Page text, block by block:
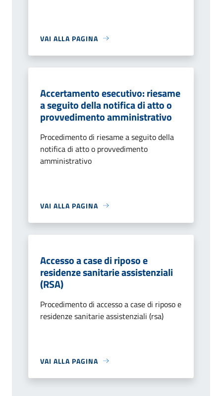
VAI ALLA PAGINA
Accertamento esecutivo: riesame
a seguito della notifica di atto o
provvedimento amministrativo
Procedimento di riesame a seguito della
notifica di atto o provvedimento
amministrativo
VAI ALLA PAGINA
Accesso a case di riposo e
residenze sanitarie assistenziali
(RSA)
Procedimento di accesso a case di riposo e
residenze sanitarie assistenziali (rsa)
VAI ALLA PAGINA